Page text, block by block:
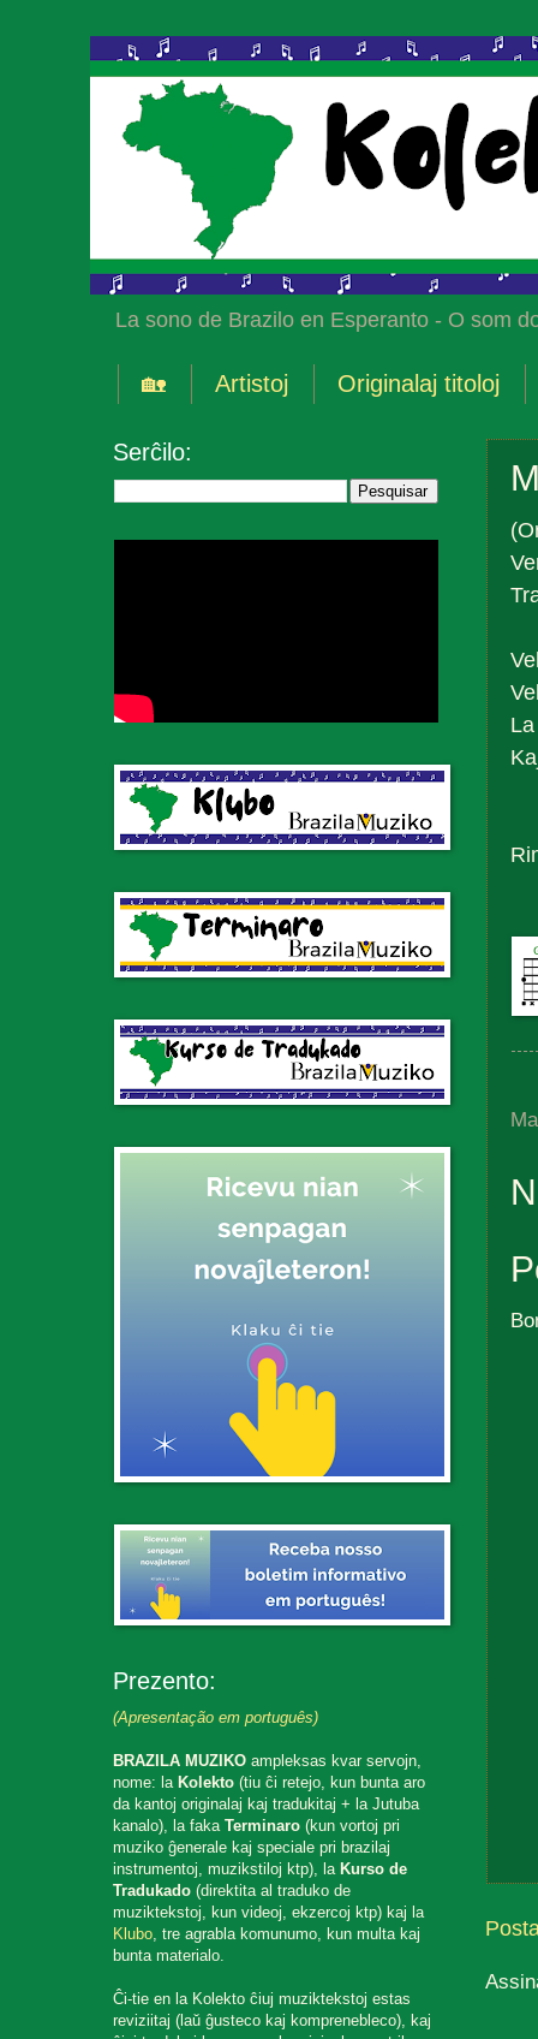
La sono de Brazilo en Esperanto - O som
🏡 Artistoj Originalaj titoloj
Serĉilo:
Prezento:
(Apresentação em português)
BRAZILA MUZIKO ampleksas kvar servojn,
nome: la Kolekto (tiu ĉi retejo, kun bunta aro
da kantoj originalaj kaj tradukitaj + la Jutuba
kanalo), la fakaTerminaro (kun vortoj pri
muziko ĝenerale kaj speciale pri brazilaj
instrumentoj, muzikstiloj ktp), la Kurso de
Tradukado (direktita al traduko de
muziktekstoj, kun videoj, ekzercoj ktp) kaj la
Klubo, tre agrabla komunumo, kun multa kaj
bunta materialo.
Ĉi-tie en la Kolekto ĉiuj muziktekstoj estas
reviziitaj (laŭ ĝusteco kaj komprenebleco), kaj